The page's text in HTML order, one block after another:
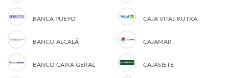
BANCA PUEYO
BANCO ALCALÁ
BANCO CAIXA GERAL
CAJA VITAL KUTXA
CAJAMAR
CAJASIETE